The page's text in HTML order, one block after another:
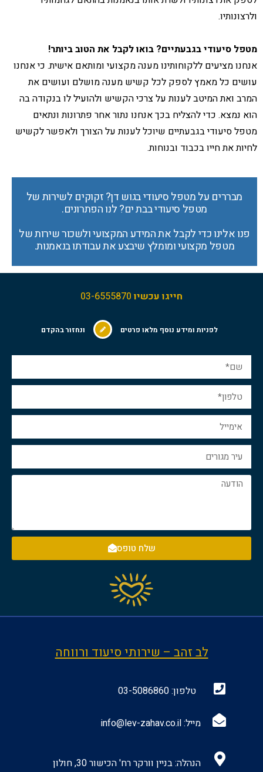
ולרצונותיו.
מטפל סיעודי בגבעתיים? בואו לקבל את הטוב ביותר!
אנחנו מציעים ללקוחותינו מענה מקצועי ומותאם אישית. כי אנחנו
עושים כל מאמץ לספק לכל קשיש מענה מושלם ועושים את
המרב ואת המיטב לענות על צרכי הקשיש ולהועיל לו בנקודה בה
הוא נמצא. כדי להצליח בכך אנחנו נתור אחר פתרונות ונתאים
מטפל סיעודי בגבעתיים שיוכל לענות על הצורך ולאפשר לקשיש
לחיות את חייו בכבוד ובנוחות.
מבררים על מטפל סיעודי בגוש דן? זקוקים לשירות של
מטפל סיעודי בבת ים? לנו הפתרונים.
פנו אלינו כדי לקבל את המידע המקצועי ולשכור שירות של
מטפל מקצועי ומומלץ שיבצע את עבודתובנאמנות.
חייגו עכשיו 03-6555870
לפניות ומידע נוסף מלאו פרטים ונחזור בהקדם
שלח טופס
לב זהב – שירותי סיעוד ורווחה
טלפון:03-5086860
מייל:info@lev-zahav.co.il
הנהלה: בניין וורקר רח' הכישור 30, חולון